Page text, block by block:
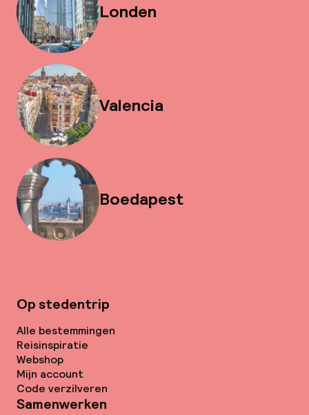
Londen
Valencia
Boedapest
Op stedentrip
Alle bestemmingen
Reisinspiratie
Webshop
Mijn account
Code verzilveren
Samenwerken